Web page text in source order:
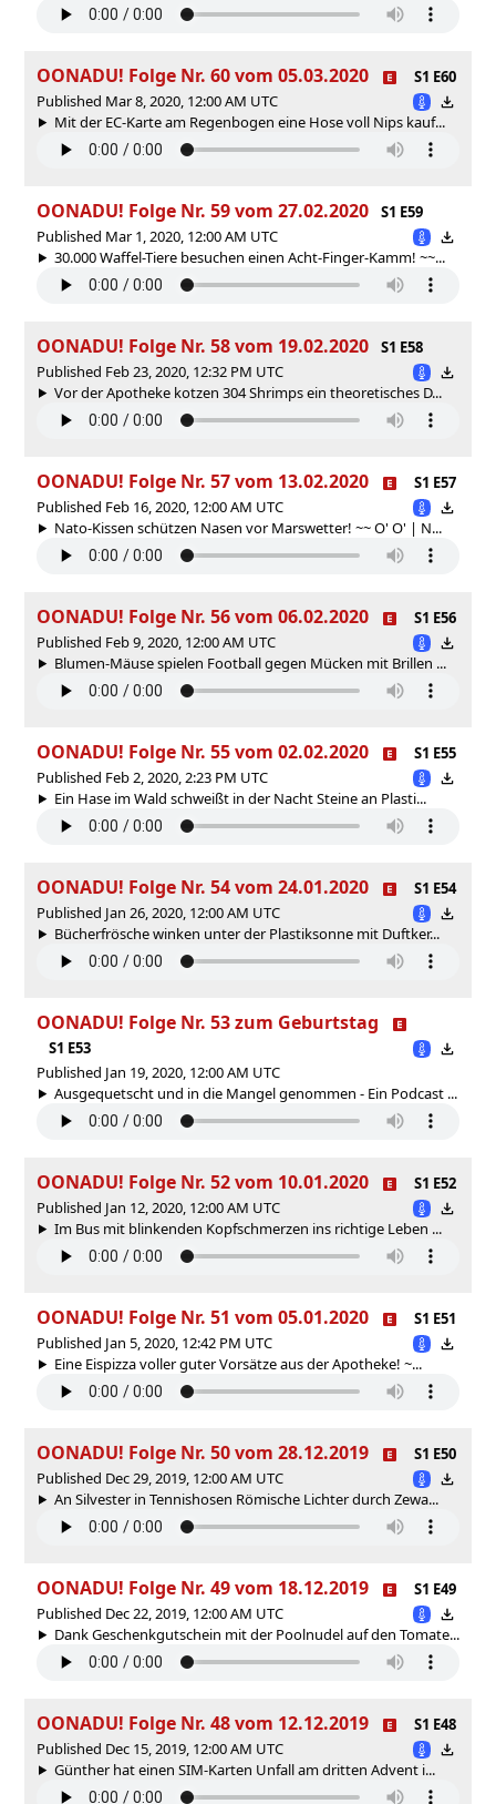
OONADU! Folge Nr. 60 vom 05.03.2020
S1 E60
Published Mar 8, 2020, 12:00 AM UTC
Mit der EC-Karte am Regenbogen eine Hose voll Nips kauf...
OONADU! Folge Nr. 59 vom 27.02.2020
S1 E59
Published Mar 1, 2020, 12:00 AM UTC
30.000 Waffel-Tiere besuchen einen Acht-Finger-Kamm! ~~...
OONADU! Folge Nr. 58 vom 19.02.2020
S1 E58
Published Feb 23, 2020, 12:32 PM UTC
Vor der Apotheke kotzen 304 Shrimps ein theoretisches D...
OONADU! Folge Nr. 57 vom 13.02.2020
S1 E57
Published Feb 16, 2020, 12:00 AM UTC
Nato-Kissen schützen Nasen vor Marswetter! ~~ O' O' | N...
OONADU! Folge Nr. 56 vom 06.02.2020
S1 E56
Published Feb 9, 2020, 12:00 AM UTC
Blumen-Mäuse spielen Football gegen Mücken mit Brillen ...
OONADU! Folge Nr. 55 vom 02.02.2020
S1 E55
Published Feb 2, 2020, 2:23 PM UTC
Ein Hase im Wald schweißt in der Nacht Steine an Plasti...
OONADU! Folge Nr. 54 vom 24.01.2020
S1 E54
Published Jan 26, 2020, 12:00 AM UTC
Bücherfrösche winken unter der Plastiksonne mit Duftker...
OONADU! Folge Nr. 53 zum Geburtstag
S1 E53
Published Jan 19, 2020, 12:00 AM UTC
Ausgequetscht und in die Mangel genommen - Ein Podcast ...
OONADU! Folge Nr. 52 vom 10.01.2020
S1 E52
Published Jan 12, 2020, 12:00 AM UTC
Im Bus mit blinkenden Kopfschmerzen ins richtige Leben ...
OONADU! Folge Nr. 51 vom 05.01.2020
S1 E51
Published Jan 5, 2020, 12:42 PM UTC
Eine Eispizza voller guter Vorsätze aus der Apotheke! ~...
OONADU! Folge Nr. 50 vom 28.12.2019
S1 E50
Published Dec 29, 2019, 12:00 AM UTC
An Silvester in Tennishosen Römische Lichter durch Zewa...
OONADU! Folge Nr. 49 vom 18.12.2019
S1 E49
Published Dec 22, 2019, 12:00 AM UTC
Dank Geschenkgutschein mit der Poolnudel auf den Tomate...
OONADU! Folge Nr. 48 vom 12.12.2019
S1 E48
Published Dec 15, 2019, 12:00 AM UTC
Günther hat einen SIM-Karten Unfall am dritten Advent i...